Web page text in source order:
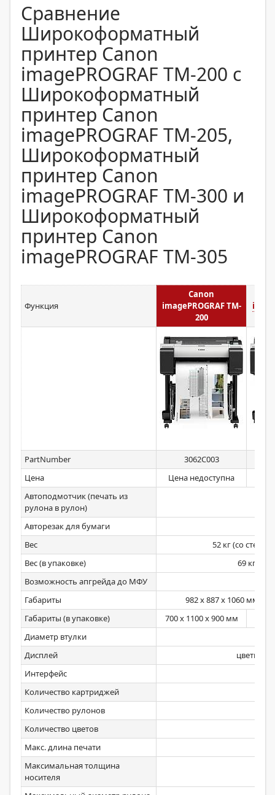
Сравнение
Широкоформатный
принтер Canon
imagePROGRAF TM-200 с
Широкоформатный
принтер Canon
imagePROGRAF TM-205,
Широкоформатный
принтер Canon
imagePROGRAF TM-300 и
Широкоформатный
принтер Canon
imagePROGRAF TM-305
Функция
Canon
imagePROGRAF TM-
200
PartNumber 3062C003
Цена
Цена недоступна
Автоподмотчик (печать из
рулона в рулон)
Авторезак для бумаги
Вес
52 кг (со
Вес (в упаковке)
69 кг
Возможность апгрейда до МФУ
Габариты
982 x 887 x 1060 мм (со
Габариты (в упаковке)
700 x 1100 x 900 мм
Диаметр втулки
Дисплей
цветной
Интерфейс
Количество картриджей
Количество рулонов
Количество цветов
Макс. длина печати
Максимальная толщина
носителя